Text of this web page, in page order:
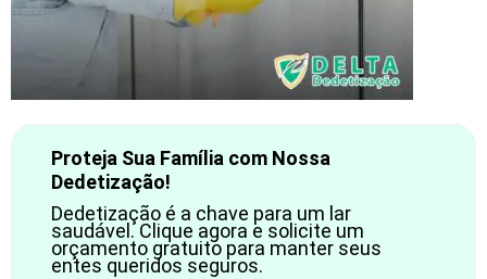
Proteja Sua Família com Nossa
Dedetização!
Dedetização é a chave para um lar
saudável. Clique agora e solicite um
orçamento gratuito para manter seus
entes queridos seguros.